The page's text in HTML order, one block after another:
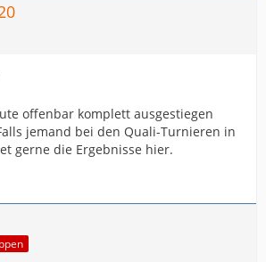
offenbar komplett ausgestiegen
jemand bei den Quali-Turnieren in
gerne die Ergebnisse hier.